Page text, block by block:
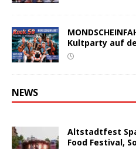
Kultparty auf
NEWS
Altstadtfest
Food Festival,